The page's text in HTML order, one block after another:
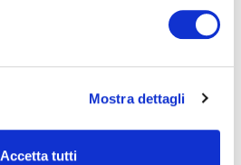
Mostra dettagli
Accetta tutti
SUCC